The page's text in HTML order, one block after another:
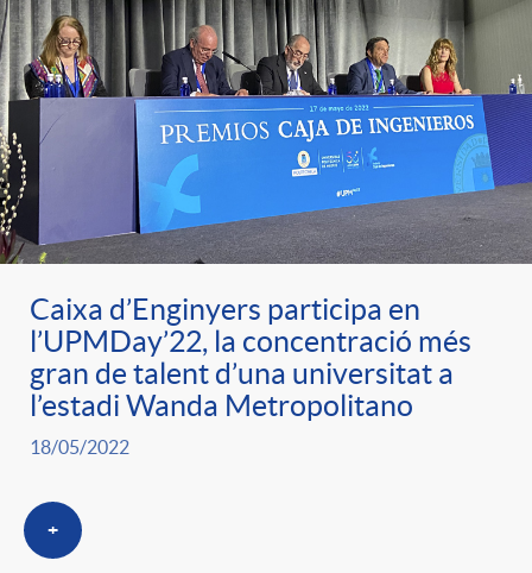
Caixa d’Enginyers participa en
l’UPMDay’22, la concentració més
gran de talent d’una universitat a
l’estadi Wanda Metropolitano
18/05/2022
+